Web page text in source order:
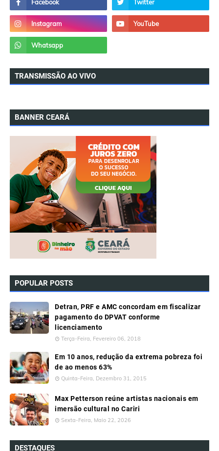
TRANSMISSÃO AO VIVO
BANNER CEARÁ
POPULAR POSTS
Detran, PRF e AMC concordam em fiscalizar
pagamento do DPVAT conforme
licenciamento
Terça-Feira, Fevereiro 06, 2018
Em 10 anos, redução da extrema pobreza foi
de ao menos 63%
Quinta-Feira, Dezembro 31, 2015
Max Petterson reúne artistas nacionais em
imersão cultural no Cariri
Sexta-Feira, Maio 22, 2026
DESTAQUES